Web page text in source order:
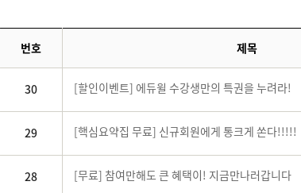
번호 제목
30 [할인이벤트] 에듀윌 수강생만의 특권을 누려라!
29 [핵심요약집 무료] 신규회원에게 통크게 쏜다!!!!!
28 [무료] 참여만해도 큰 혜택이! 지금만나러갑니다